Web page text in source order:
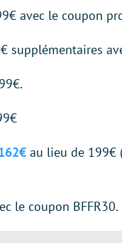
avec le coupon
supplémentaires
au lieu de 199€
le coupon BFFR30.